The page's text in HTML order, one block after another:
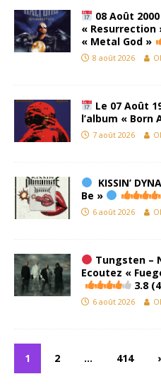
08 Août
« Resurrection
« Metal God »
8 août 2026
Le 07 Août
l’album « Born
7 août 2026
KISSIN’
Be »
6 août 2026
Tungsten –
Ecoutez «
3.8
6 août 2026
1 2 … 414